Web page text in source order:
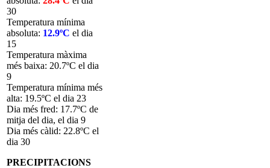
30
Temperatura mínima
absoluta: 12.9ºC el dia
15
Temperatura màxima
més baixa: 20.7ºC el dia
9
Temperatura mínima més
alta: 19.5ºC el dia 23
Dia més fred: 17.7ºC de
mitja del dia, el dia 9
Dia més càlid: 22.8ºC el
dia 30
PRECIPITACIONS